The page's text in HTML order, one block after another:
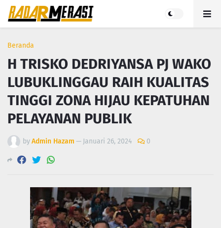
Beranda
H TRISKO DEDRIYANSA PJ WAKO
LUBUKLINGGAU RAIH KUALITAS
TINGGI ZONA HIJAU KEPATUHAN
PELAYANAN PUBLIK
byAdmin Hazam — Januari 26, 2024 0